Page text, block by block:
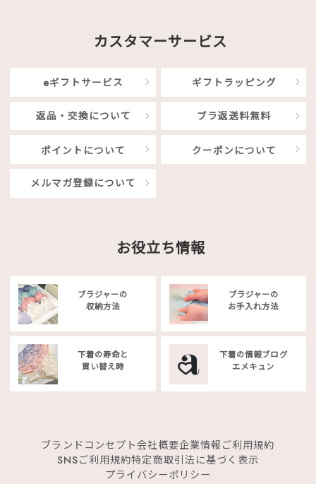
カスタマーサービス
eギフトサービス ギフトラッピング
返品・交換について ブラ返送料無料
ポイントについて クーポンについて
メルマガ登録について
お役立ち情報
ブラジャーの
収納方法
ブラジャーの
お手入れ方法
下着の寿命と
買い替え時
下着の情報ブログ
エメキュン
ブランドコンセプト会社概要企業情報 ご利用規約
SNSご利用規約特定商取引法に基づく表示
プライバシーポリシー